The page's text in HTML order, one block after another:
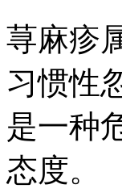
荨麻疹
习惯性
是一种
态度。